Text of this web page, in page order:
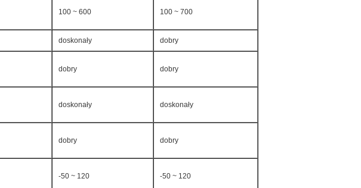
100 ~ 600 100 ~ 700
doskonały dobry
dobry dobry
doskonały doskonały
dobry dobry
-50 ~ 120 -50 ~ 120